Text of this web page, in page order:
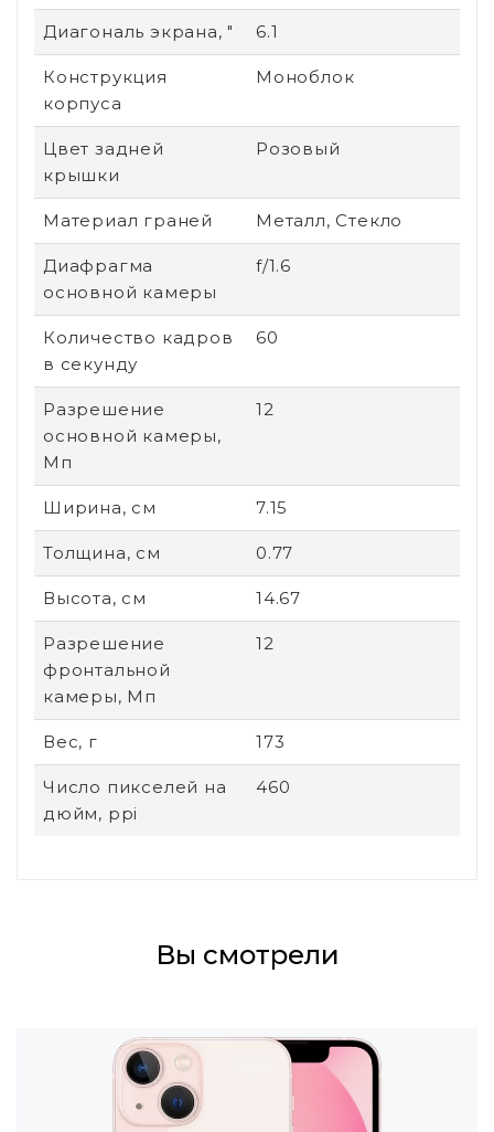
Диагональ экрана, " 6.1
Конструкция
корпуса
Моноблок
Цвет задней
крышки
Розовый
Материал граней Металл, Стекло
Диафрагма
основной камеры
f/1.6
Количество кадров
в секунду
60
Разрешение
основной камеры,
Мп
12
Ширина, см 7.15
Толщина, см 0.77
Высота, см 14.67
Разрешение
фронтальной
камеры, Мп
12
Вес, г 173
Число пикселей на
дюйм, ppi
460
Вы смотрели